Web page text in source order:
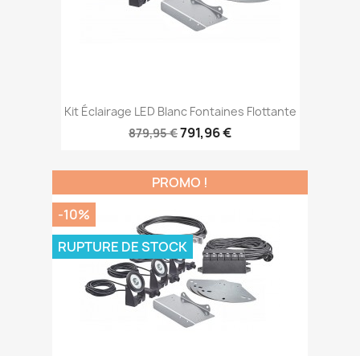
Kit Éclairage LED Blanc Fontaines Flottante
879,95 €791,96 €
PROMO !
-10%
RUPTURE DE STOCK